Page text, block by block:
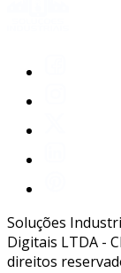
Soluções
Digitais LTDA -
direitos